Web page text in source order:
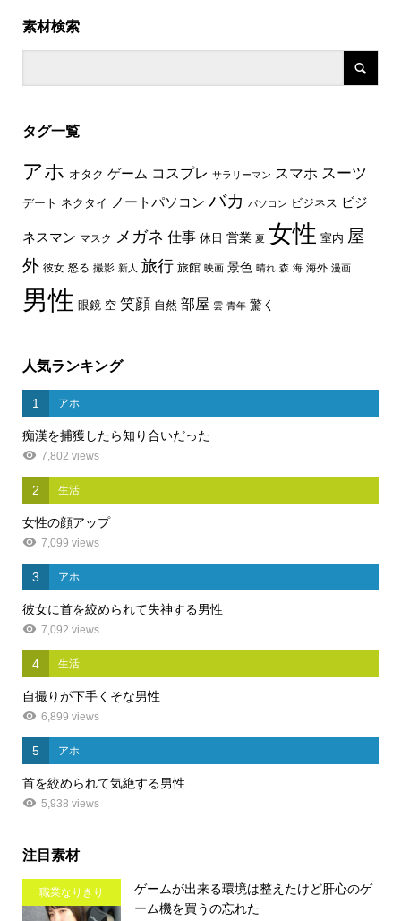
素材検索
タグ一覧
アホ オタク ゲーム コスプレ サラリーマン スマホ スーツ
デート ネクタイ ノートパソコン バカ パソコン ビジネス ビジ
ネスマン マスク メガネ 仕事 休日 営業 夏 女性 室内 屋
外 彼女 怒る 撮影 新人 旅行 旅館 映画 景色 晴れ 森 海 海外 漫画
男性 眼鏡 空 笑顔 自然 部屋 雲 青年 驚く
人気ランキング
1 アホ
痴漢を捕獲したら知り合いだった
7,802 views
2 生活
女性の顔アップ
7,099 views
3 アホ
彼女に首を絞められて失神する男性
7,092 views
4 生活
自撮りが下手くそな男性
6,899 views
5 アホ
首を絞められて気絶する男性
5,938 views
注目素材
職業なりきり
ゲームが出来る環境は整えたけど肝心のゲ
ーム機を買うの忘れた